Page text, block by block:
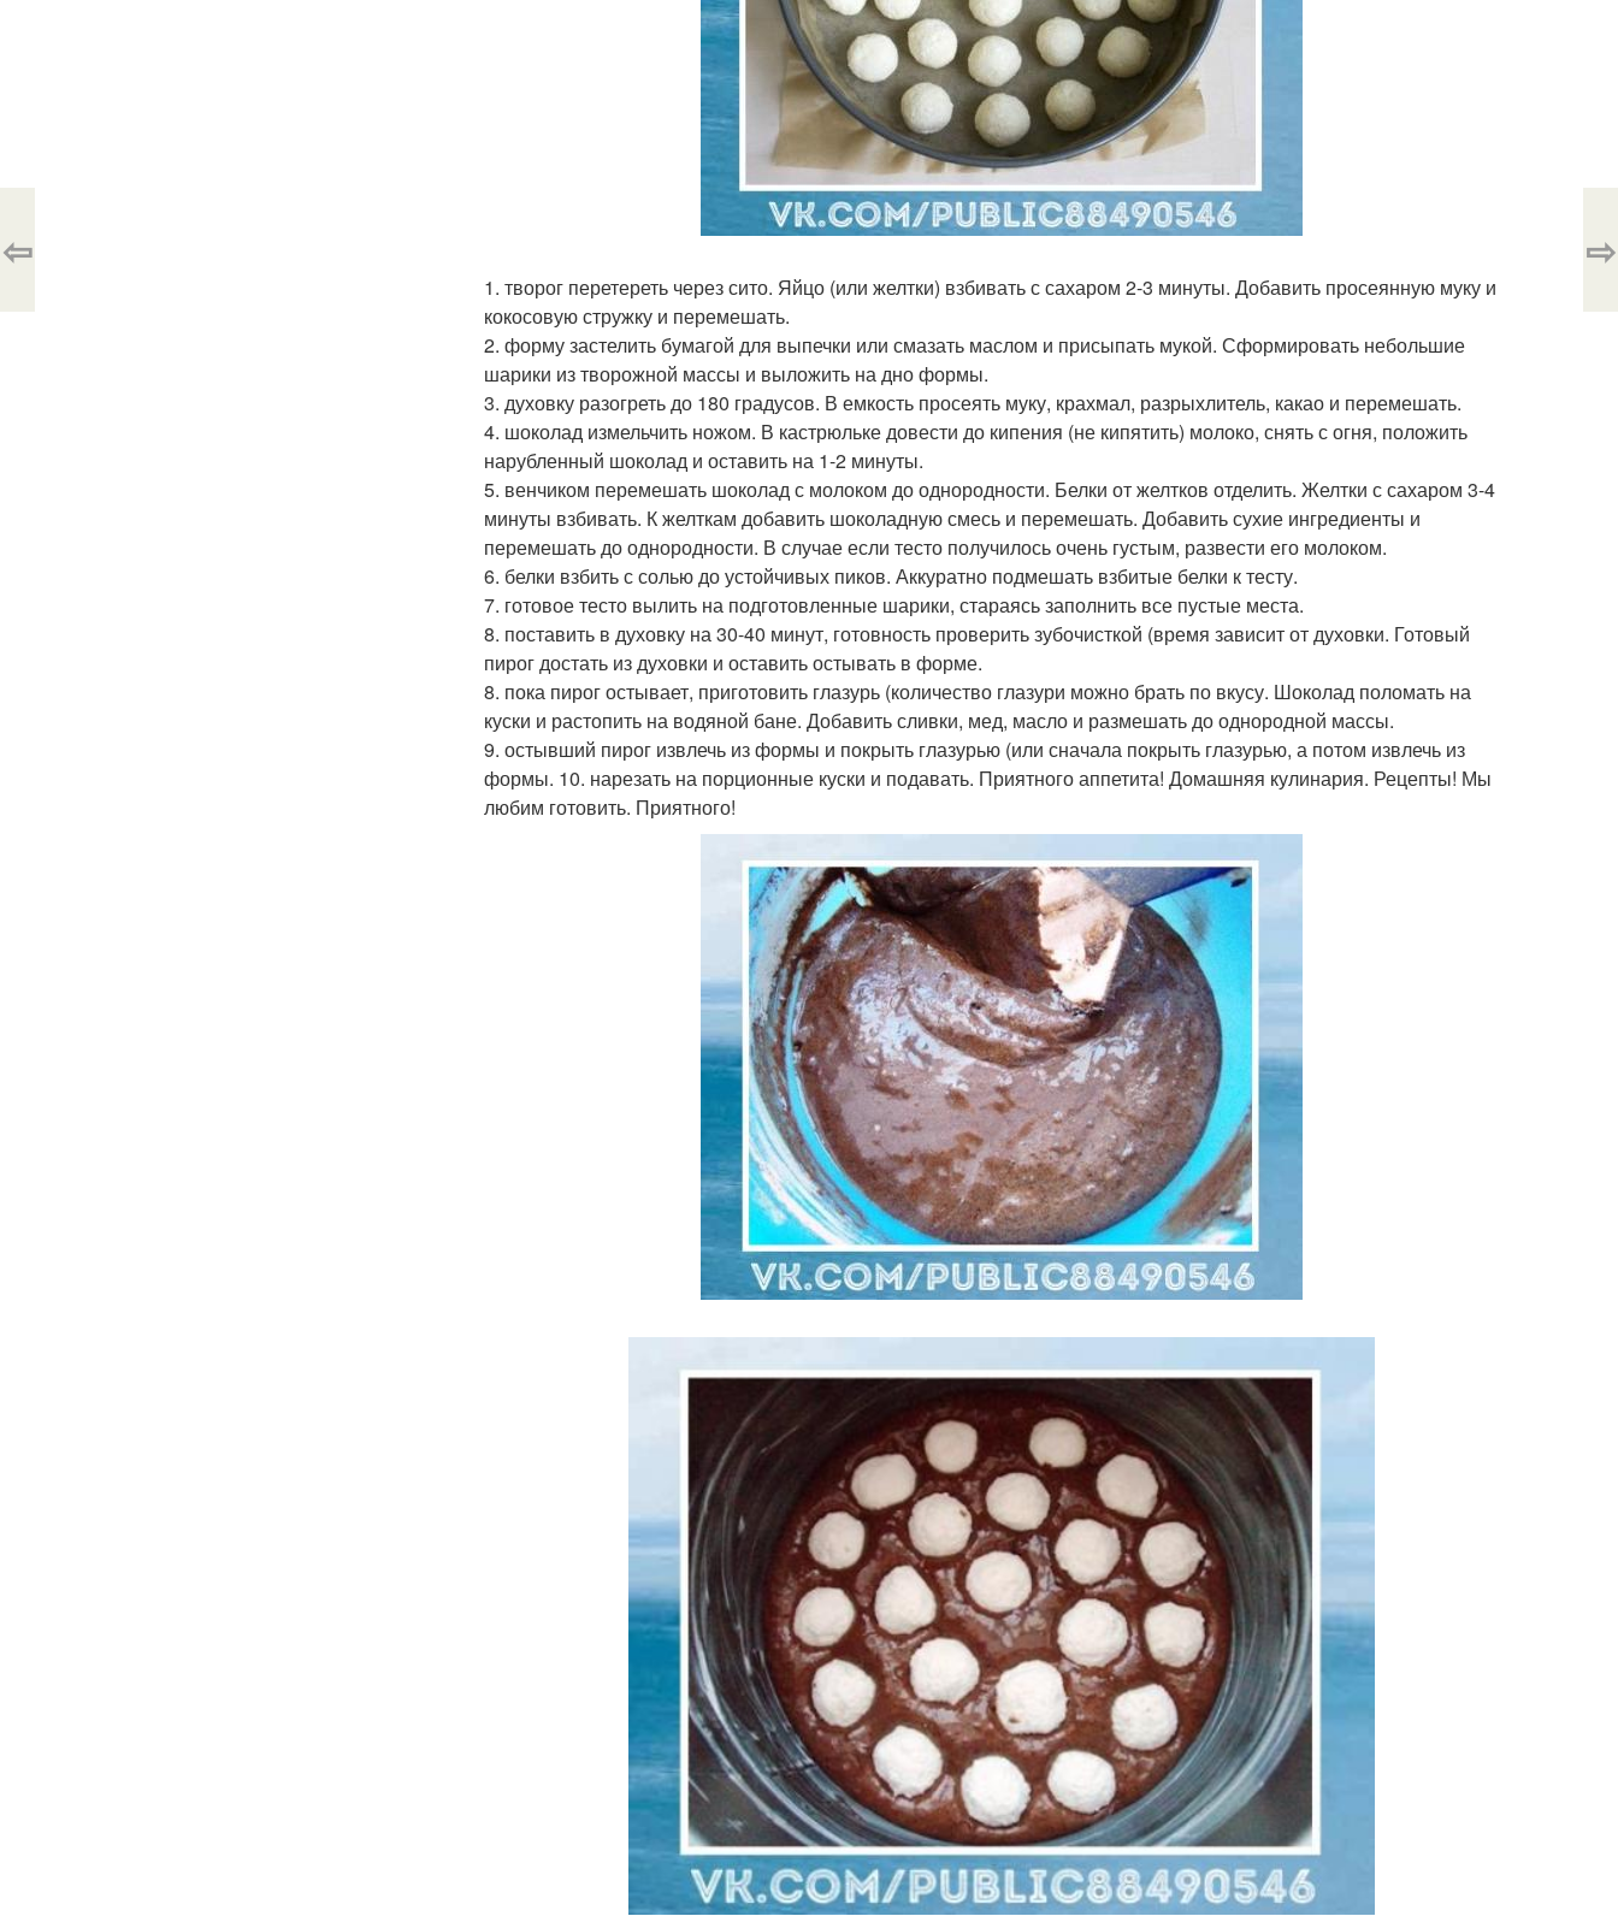
1. творог перетереть через сито. Яйцо (или желтки) взбивать с сахаром 2-3 минуты. Добавить просеянную муку и
кокосовую стружку и перемешать.
2. форму застелить бумагой для выпечки или смазать маслом и присыпать мукой. Сформировать небольшие
шарики из творожной массы и выложить на дно формы.
3. духовку разогреть до 180 градусов. В емкость просеять муку, крахмал, разрыхлитель, какао и перемешать.
4. шоколад измельчить ножом. В кастрюльке довести до кипения (не кипятить) молоко, снять с огня, положить
нарубленный шоколад и оставить на 1-2 минуты.
5. венчиком перемешать шоколад с молоком до однородности. Белки от желтков отделить. Желтки с сахаром 3-4
минуты взбивать. К желткам добавить шоколадную смесь и перемешать. Добавить сухие ингредиенты и
перемешать до однородности. В случае если тесто получилось очень густым, развести его молоком.
6. белки взбить с солью до устойчивых пиков. Аккуратно подмешать взбитые белки к тесту.
7. готовое тесто вылить на подготовленные шарики, стараясь заполнить все пустые места.
8. поставить в духовку на 30-40 минут, готовность проверить зубочисткой (время зависит от духовки. Готовый
пирог достать из духовки и оставить остывать в форме.
8. пока пирог остывает, приготовить глазурь (количество глазури можно брать по вкусу. Шоколад поломать на
куски и растопить на водяной бане. Добавить сливки, мед, масло и размешать до однородной массы.
9. остывший пирог извлечь из формы и покрыть глазурью (или сначала покрыть глазурью, а потом извлечь из
формы. 10. нарезать на порционные куски и подавать. Приятного аппетита! Домашняя кулинария. Рецепты! Мы
любим готовить. Приятного!
⇦ ⇨